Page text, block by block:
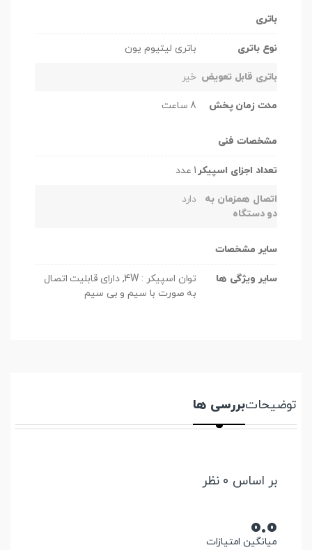
باتری
نوع باتری باتری لیتیوم یون
باتری قابل تعویض خیر
مدت زمان پخش 8 ساعت
مشخصات فنی
تعداد اجزای اسپیکر1 عدد
اتصال همزمان به
دو دستگاه
دارد
سایر مشخصات
سایر ویژگی ها
توان اسپیکر : 4W, دارای قابلیت اتصال
به صورت با سیم و بی سیم
توضیحاتبررسی ها
بر اساس 0 نظر
0.0
میانگین امتیازات